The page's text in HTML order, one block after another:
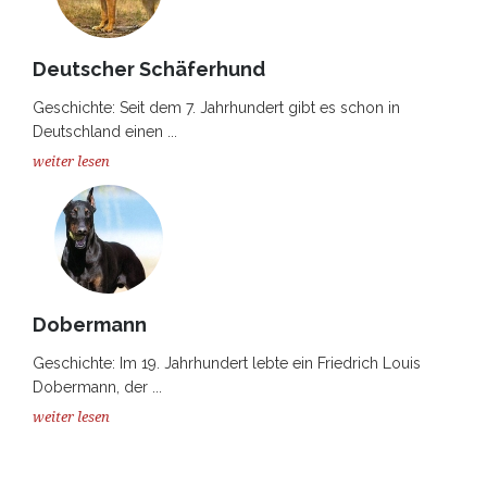
Deutscher Schäferhund
Geschichte: Seit dem 7. Jahrhundert gibt es schon in
Deutschland einen ...
weiter lesen
Dobermann
Geschichte: Im 19. Jahrhundert lebte ein Friedrich Louis
Dobermann, der ...
weiter lesen